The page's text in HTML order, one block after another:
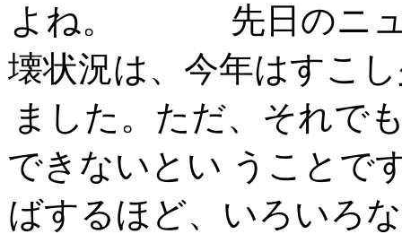
よね。 先日のニュ
壊状況は、今年はすこ
ました。ただ、それで
できないとい うことで
ばするほど、いろいろ